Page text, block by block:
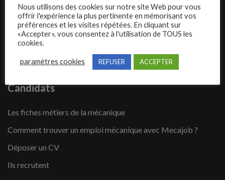
Offres d’emploi
Questions fréquentes
Blog
Contact
Candidats
Les fiches métiers de la mécanique
Comment trouver un emploi mécanique avec Mecajob ?
Déposer un CV
Ils recrutent
Nous utilisons des cookies sur notre site Web pour vous
offrir l'expérience la plus pertinente en mémorisant vos
préférences et les visites répétées. En cliquant sur
«Accepter», vous consentez à l'utilisation de TOUS les
cookies.
paramètres cookies REFUSER ACCEPTER